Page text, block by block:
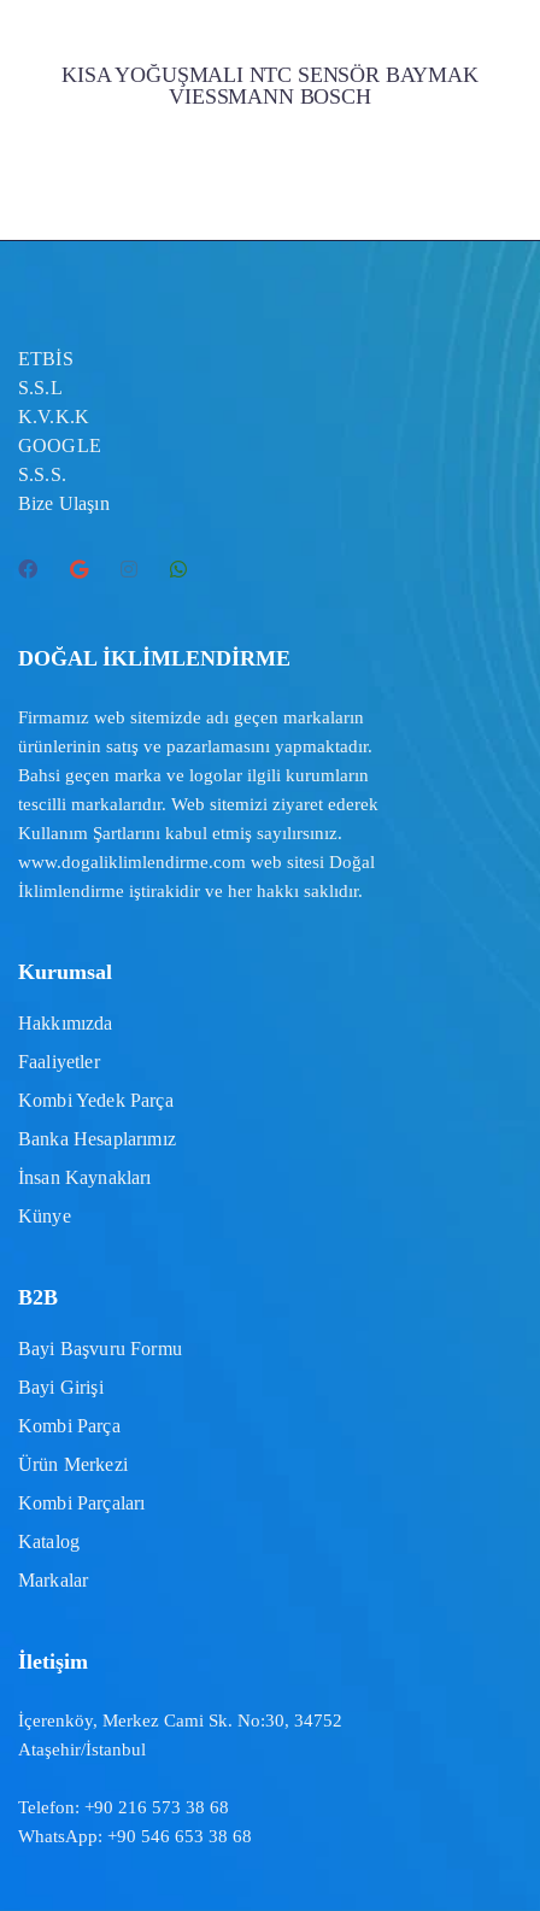
KISA YOĞUŞMALI NTC SENSÖR BAYMAK
VIESSMANN BOSCH
ETBİS
S.S.L
K.V.K.K
GOOGLE
S.S.S.
Bize Ulaşın
DOĞAL İKLİMLENDİRME
Firmamız web sitemizde adı geçen markaların
ürünlerinin satış ve pazarlamasını yapmaktadır.
Bahsi geçen marka ve logolar ilgili kurumların
tescilli markalarıdır. Web sitemizi ziyaret ederek
Kullanım Şartlarını kabul etmiş sayılırsınız.
www.dogaliklimlendirme.com web sitesi Doğal
İklimlendirme iştirakidir ve her hakkı saklıdır.
Kurumsal
Hakkımızda
Faaliyetler
Kombi Yedek Parça
Banka Hesaplarımız
İnsan Kaynakları
Künye
B2B
Bayi Başvuru Formu
Bayi Girişi
Kombi Parça
Ürün Merkezi
Kombi Parçaları
Katalog
Markalar
İletişim
İçerenköy, Merkez Cami Sk. No:30, 34752
Ataşehir/İstanbul
Telefon: +90 216 573 38 68
WhatsApp: +90 546 653 38 68